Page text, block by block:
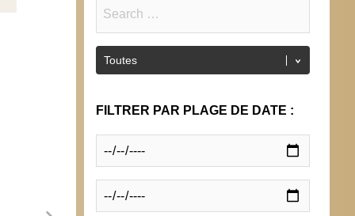
FILTRER PAR PLAGE DE DATE :